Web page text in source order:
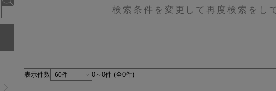
検索条件を変更して再度検索をし
表示件数 0～0件 (全0件)